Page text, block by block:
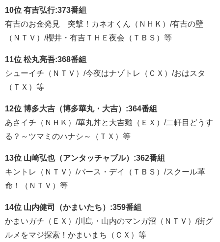
10位 有吉弘行:373番組
有吉のお金発見 突撃！カネオくん（ＮＨＫ）/有吉の壁
（ＮＴＶ）/櫻井・有吉ＴＨＥ夜会（ＴＢＳ）等
11位 松丸亮吾:368番組
シューイチ（ＮＴＶ）/今夜はナゾトレ（ＣＸ）/おはスタ
（ＴＸ）等
12位 博多大吉（博多華丸・大吉）:364番組
あさイチ（ＮＨＫ）/華丸丼と大吉麺（ＥＸ）/二軒目どうす
る？～ツマミのハナシ～（ＴＸ）等
13位 山崎弘也（アンタッチャブル）:362番組
キントレ（ＮＴＶ）/バース・デイ（ＴＢＳ）/スクール革
命！（ＮＴＶ）等
14位 山内健司（かまいたち）:359番組
かまいガチ（ＥＸ）/川島・山内のマンガ沼（ＮＴＶ）/街グ
ルメをマジ探索！かまいまち（ＣＸ）等